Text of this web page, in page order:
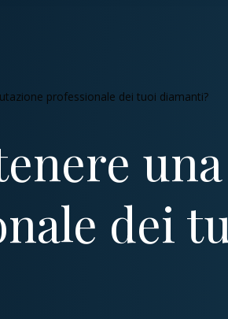
professionale dei tuoi diamanti?
dei